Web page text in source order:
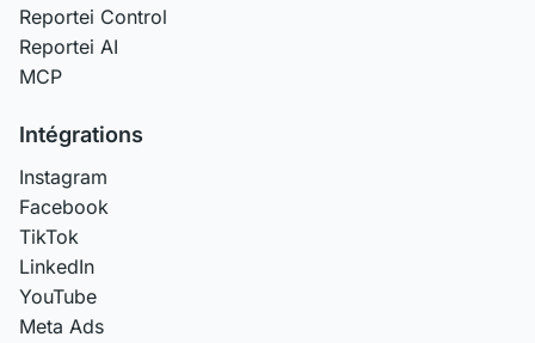
Reportei Control
Reportei AI
MCP
Intégrations
Instagram
Facebook
TikTok
LinkedIn
YouTube
Meta Ads